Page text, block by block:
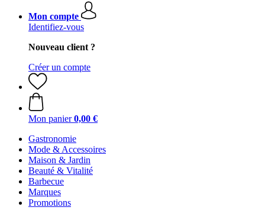
Mon compte
Identifiez-vous
Nouveau client ?
Créer un compte
Mon panier 0,00 €
Gastronomie
Mode & Accessoires
Maison & Jardin
Beauté & Vitalité
Barbecue
Marques
Promotions